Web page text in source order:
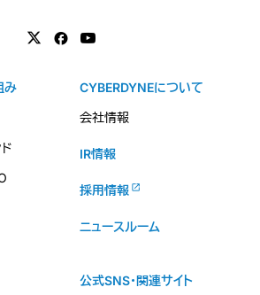
み
CYBERDYNEについて
会社情報
IR情報
採用情報
ニュースルーム
公式SNS・関連サイト